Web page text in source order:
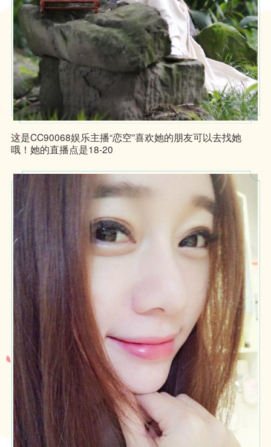
鼎之作
这是CC90068娱乐主播“恋空”喜欢她的朋友可以去找她
哦！她的直播点是18-20